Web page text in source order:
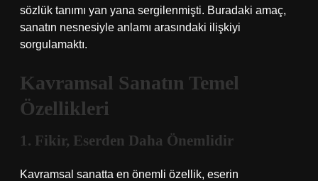
sözlük tanımı yan yana sergilenmişti. Buradaki amaç,
sanatın nesnesiyle anlamı arasındaki ilişkiyi
sorgulamaktı.
Kavramsal Sanatın Temel
Özellikleri
1. Fikir, Eserden Daha Önemlidir
Kavramsal sanatta en önemli özellik, eserin